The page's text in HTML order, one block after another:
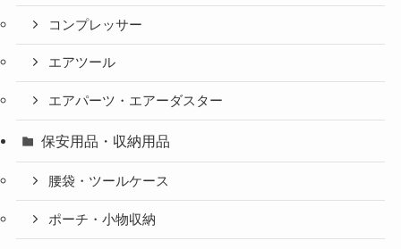
コンプレッサー
エアツール
エアパーツ・エアーダスター
保安用品・収納用品
腰袋・ツールケース
ポーチ・小物収納